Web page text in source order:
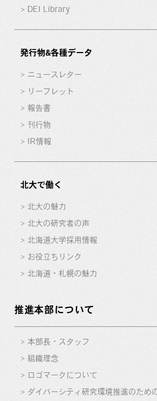
DEI Library
発行物&各種データ
ニュースレター
リーフレット
報告書
刊行物
IR情報
北大で働く
北大の魅力
北大の研究者の声
北海道大学採用情報
お役立ちリンク
北海道・札幌の魅力
推進本部について
本部長・スタッフ
組織理念
ロゴマークについて
ダイバーシティ研究環境推進のため